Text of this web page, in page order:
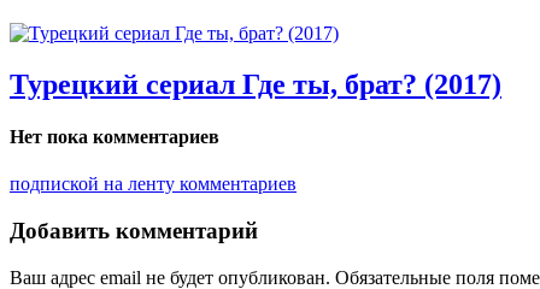
Турецкий сериал Где ты, брат? (2017)
Нет пока комментариев
подпиской на ленту комментариев
Добавить комментарий
Ваш адрес email не будет опубликован. Обязательные поля